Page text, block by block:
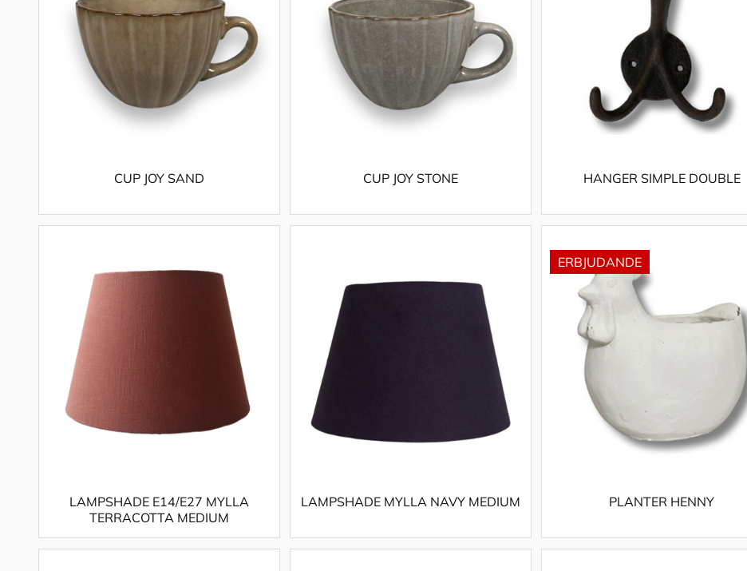
CUP JOY SAND CUP JOY STONE HANGER SIMPLE DOUBLE
LAMPSHADE E14/E27 MYLLA
TERRACOTTA MEDIUM
LAMPSHADE MYLLA NAVY MEDIUM PLANTER HENNY